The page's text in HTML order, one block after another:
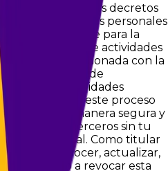
de 2012 y sus decretos
que los datos personales
exclusivamente para la
organización de actividades
relacionada con la
a la Cámara de
y demás finalidades
ciudadana en este proceso
tratada de manera segura y
con terceros sin tu
legal. Como titular
a conocer, actualizar,
así como a revocar esta